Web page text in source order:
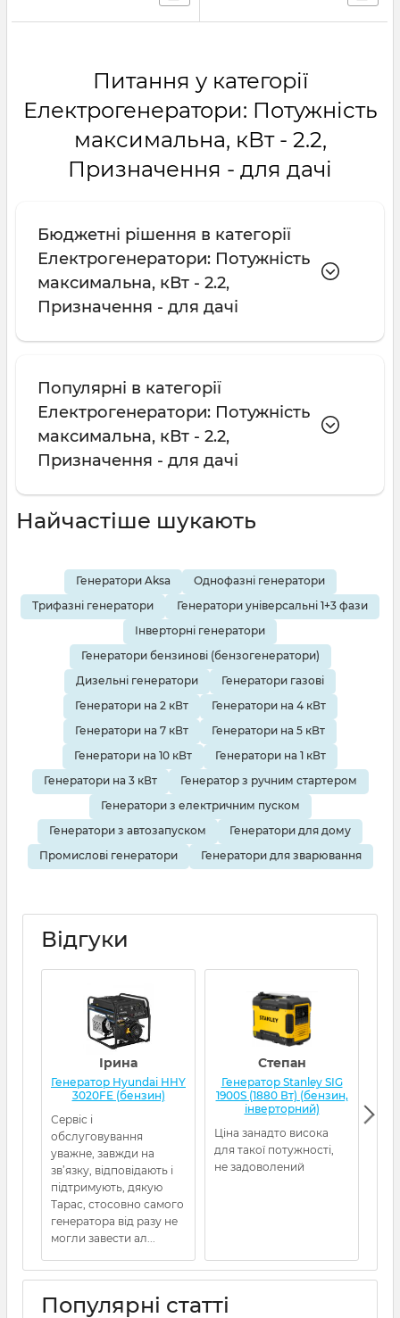
Питання у категорії
Електрогенератори: Потужність
максимальна, кВт - 2.2,
Призначення - для дачі
Бюджетні рішення в категорії
Електрогенератори: Потужність
максимальна, кВт - 2.2,
Призначення - для дачі
Популярні в категорії
Електрогенератори: Потужність
максимальна, кВт - 2.2,
Призначення - для дачі
Найчастіше шукають
Генератори Aksa
Однофазні генератори
Трифазні генератори
Генератори універсальні 1+3 фази
Інверторні генератори
Генератори бензинові (бензогенератори)
Дизельні генератори
Генератори газові
Генератори на 2 кВт
Генератори на 4 кВт
Генератори на 7 кВт
Генератори на 5 кВт
Генератори на 10 кВт
Генератори на 1 кВт
Генератори на 3 кВт
Генератор з ручним стартером
Генератори з електричним пуском
Генератори з автозапуском
Генератори для дому
Промислові генератори
Генератори для зварювання
Відгуки
Ірина
Генератор Hyundai HHY
3020FE (бензин)
Сервіс і
обслуговування
уважне, завжди на
зв’язку, відповідають і
підтримують, дякую
Тарас, стосовно самого
генератора від разу не
могли завести ал...
Степан
Генератор Stanley SIG
1900S (1880 Вт) (бензин,
інверторний)
Ціна занадто висока
для такої потужності,
не задоволений
Популярні статті